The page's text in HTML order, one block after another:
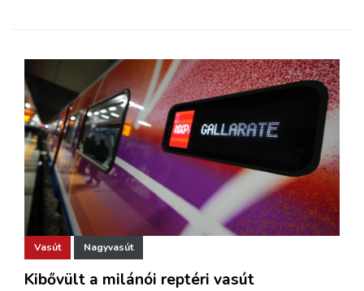
Vasút Nagyvasút
Kibővült a milánói reptéri vasút